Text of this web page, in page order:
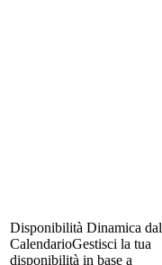
Disponibilità Dinamica dal
CalendarioGestisci la tua
disponibilità in base a